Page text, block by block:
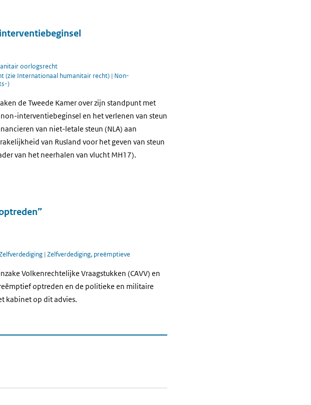
oorlogsrecht
(zie Internationaal humanitair recht) | Non-
)
de Tweede Kamer over zijn standpunt met
interventiebeginsel en het verlenen van steun
van niet-letale steun (NLA) aan
van Rusland voor het geven van steun
van het neerhalen van vlucht MH17).
| Zelfverdediging, preëmptieve
Volkenrechtelijke Vraagstukken (CAVV) en
optreden en de politieke en militaire
kabinet op dit advies.